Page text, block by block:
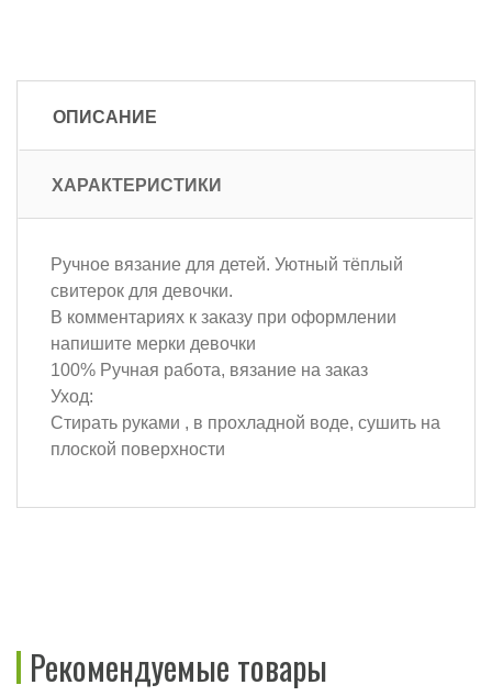
ОПИСАНИЕ
ХАРАКТЕРИСТИКИ
Ручное вязание для детей. Уютный тёплый
свитерок для девочки.
В комментариях к заказу при оформлении
напишите мерки девочки
100% Ручная работа, вязание на заказ
Уход:
Стирать руками , в прохладной воде, сушить на
плоской поверхности
Рекомендуемые товары